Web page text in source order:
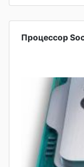
Процессор